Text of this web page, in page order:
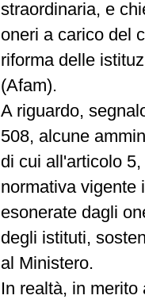
straordinaria, e
oneri a carico del
riforma delle
(Afam).
A riguardo,
508, alcune
di cui all'articolo
normativa vigente
esonerate dagli
degli istituti,
al Ministero.
In realtà, in